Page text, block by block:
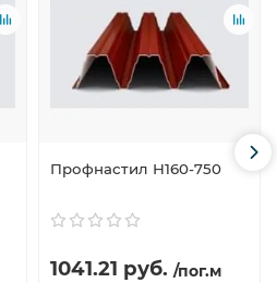
Профнастил Н160-750
1041.21 руб. /пог.м